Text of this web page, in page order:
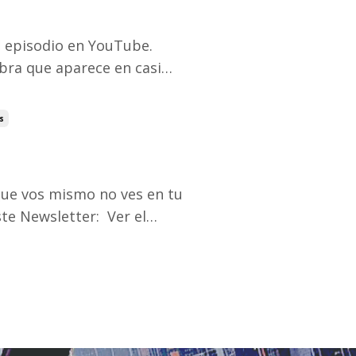
en YouTube.
y el liderazgo.
condición. Se presenta
vos mismo no ves en tu
dejó de
sin notarlo. ...